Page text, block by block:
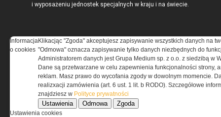
i wyposażeniu jednostek specjalnych w kraju i na świecie.
REGULAMIN
Regulamin określa zasady korzystania z portalu
www.special-ops.pl
Korzystanie z portalu jest równoznaczne
Informacja
o cookies
Klikacjąc "Zgoda" akceptujesz zapisywanie wszystkich danych na
"Odmowa" oznacza zapisywanie tylko danych niezbędnych do
Administratorem danych jest Grupa Medium sp. z o.o. z siedzibą w
Dane są przetwarzane w celu zapewnienia funkcjonalności strony,
reklam. Masz prawo do wycofania zgody w dowolnym momencie.
realizxacji zamówienia (art. 6 ust. 1 lit. b RODO). Szczegółowe
znajdziesz w Polityce prywatności
Ustawienia Odmowa Zgoda
Ustawienia cookies